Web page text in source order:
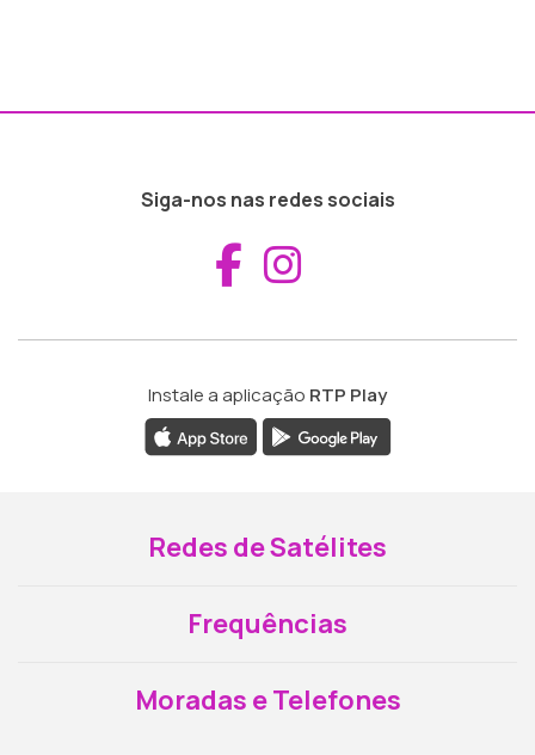
Siga-nos nas redes sociais
Aceder ao
Instale a aplicação RTP Play
Redes de Satélites
Frequências
Moradas e Telefones